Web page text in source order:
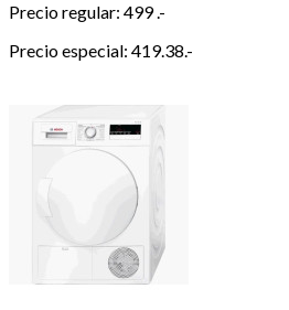
Precio regular: 499 .-
Precio especial: 419.38.-